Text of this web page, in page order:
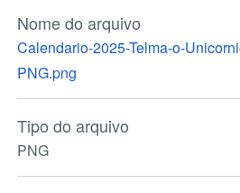
Nome do arquivo
Calendario-2025-Telma-o-
PNG.png
Tipo do arquivo
PNG